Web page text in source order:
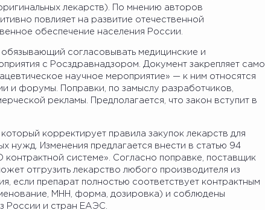
лекарств). По мнению авторов
повлияет на развитие отечественной
обеспечение населения России.
согласовывать медицинские и
с Росздравнадзором. Документ закрепляет само
научное мероприятие» — к ним относятся
и форумы. Поправки, по замыслу разработчиков,
рекламы. Предполагается, что закон вступит в
корректирует правила закупок лекарств для
нужд. Изменения предлагается внести в статью 94
системе». Согласно поправке, поставщик
отгрузить лекарство любого производителя из
если препарат полностью соответствует контрактным
МНН, форма, дозировка) и соблюдены
России и стран ЕАЭС.